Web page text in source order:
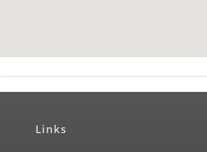
Links